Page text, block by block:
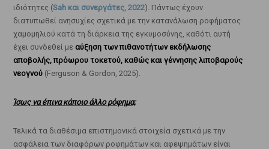
ιδιότητες (Sah και συνεργάτες, 2022). Πάντως έχουν
διατυπωθεί ανησυχίες σχετικά με την κατανάλωση ροφήματος
χαμομηλιού κατά τη διάρκεια της εγκυμοσύνης, καθότι αυτή
έχει συνδεθεί με αύξηση των πιθανοτήτων εκδήλωσης
αποβολής, πρόωρου τοκετού, καθώς και γέννησης λιποβαρούς
νεογνού(Ferguson & Gordon, 2025).
Ίσως να έπινα κάποιο άλλο ρόφημα;
Τελικά τα διαθέσιμα επιστημονικά στοιχεία σχετικά με την
ασφάλεια των διαφόρων ροφημάτων και αφεψημάτων είναι